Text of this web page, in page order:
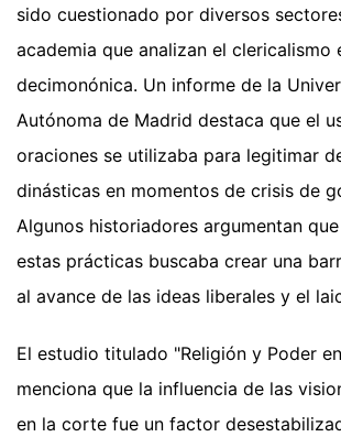
sido cuestionado por diversos
academia que analizan el clericalismo
decimonónica. Un informe de la
Autónoma de Madrid destaca que el
oraciones se utilizaba para legitimar
dinásticas en momentos de crisis de
Algunos historiadores argumentan
estas prácticas buscaba crear una
al avance de las ideas liberales y el
El estudio titulado "Religión y Poder
menciona que la influencia de las
en la corte fue un factor